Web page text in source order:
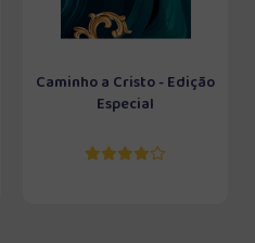
Caminho a Cristo - Edição
Especial